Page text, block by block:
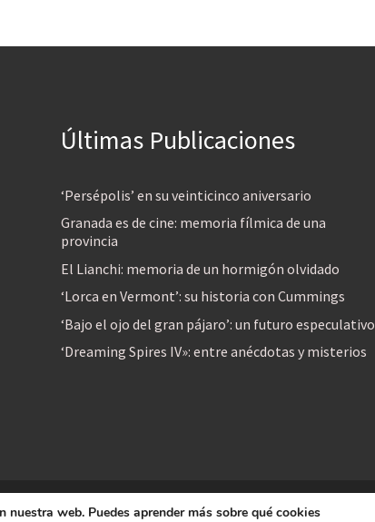
Últimas Publicaciones
‘Persépolis’ en su veinticinco aniversario
Granada es de cine: memoria fílmica de una
provincia
El Lianchi: memoria de un hormigón olvidado
‘Lorca en Vermont’: su historia con Cummings
‘Bajo el ojo del gran pájaro’: un futuro especulativo
‘Dreaming Spires IV»: entre anécdotas y misterios
reservadosweb. Puedes aprender más sobre qué cookies